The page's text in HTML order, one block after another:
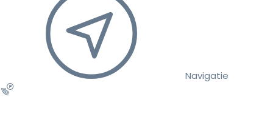
Navigatie